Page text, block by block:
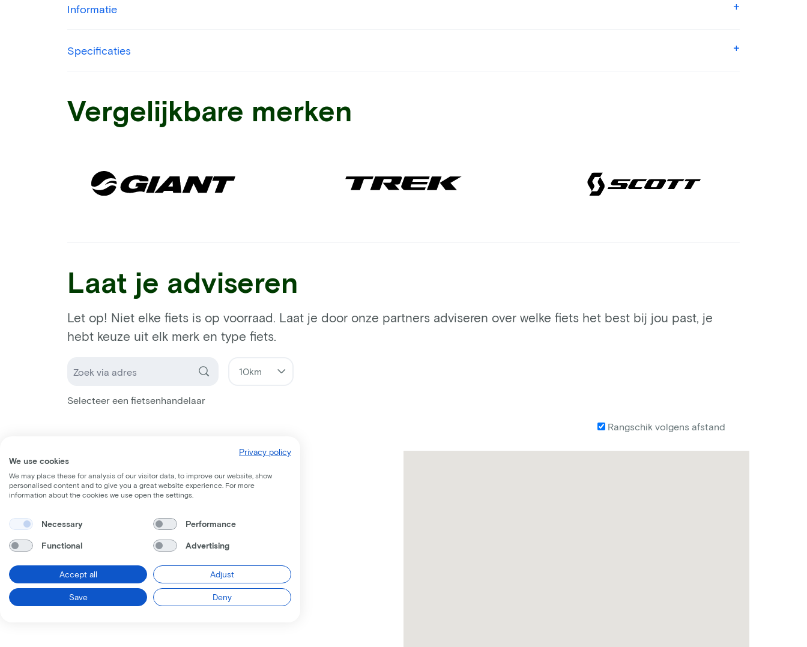
Informatie
Specificaties
Vergelijkbare merken
Laat je adviseren
Let op! Niet elke fiets is op voorraad. Laat je door onze partners adviseren over welke fiets het best bij jou past, je
hebt keuze uit elk merk en type fiets.
Selecteer een fietsenhandelaar
Rangschik volgens afstand
Privacy policy
We use cookies
We may place these for analysis of our visitor data, to improve our website, show
personalised content and to give you a great website experience. For more
information about the cookies we use open the settings.
Necessary Performance
Functional Advertising
Accept all Adjust
Save Deny